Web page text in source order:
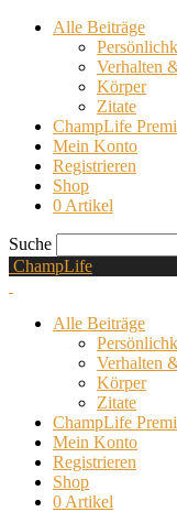
Alle Beiträge
Verhalten
Körper
Zitate
ChampLife
Mein Konto
Registrieren
Shop
0 Artikel
Suche
ChampLife
Alle Beiträge
Verhalten
Körper
Zitate
ChampLife
Mein Konto
Registrieren
Shop
0 Artikel